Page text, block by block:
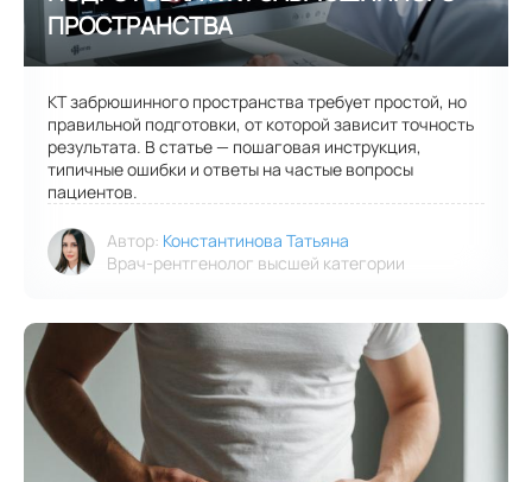
КТ забрюшинного пространства требует простой, но
правильной подготовки, от которой зависит точность
результата. В статье — пошаговая инструкция,
типичные ошибки и ответы на частые вопросы
пациентов.
Автор: Константинова Татьяна
Врач-рентгенолог высшей категории